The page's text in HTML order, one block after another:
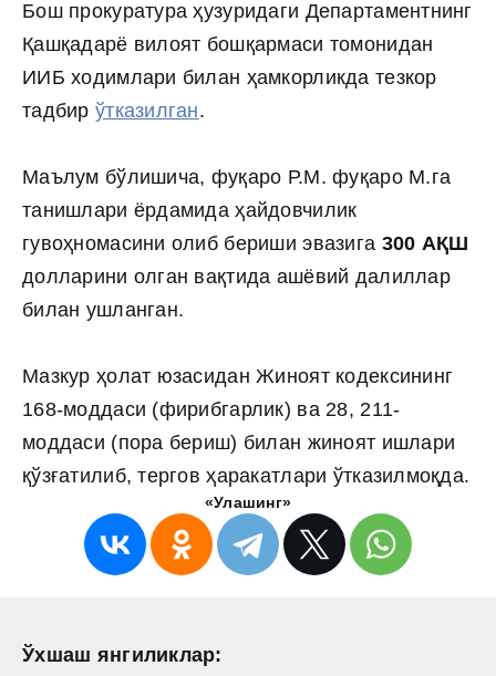
Бош прокуратура ҳузуридаги Департаментнинг
Қашқадарё вилоят бошқармаси томонидан
ИИБ ходимлари билан ҳамкорликда тезкор
тадбир ўтказилган.
Маълум бўлишича, фуқаро Р.М. фуқаро М.га
танишлари ёрдамида ҳайдовчилик
гувоҳномасини олиб бериши эвазига 300 АҚШ
долларини олган вақтида ашёвий далиллар
билан ушланган.
Мазкур ҳолат юзасидан Жиноят кодексининг
168-моддаси (фирибгарлик) ва 28, 211-
моддаси (пора бериш) билан жиноят ишлари
қўзғатилиб, тергов ҳаракатлари ўтказилмоқда.
«Улашинг»
Ўхшаш янгиликлар: